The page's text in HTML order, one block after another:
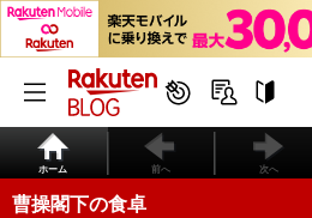
ホーム 前へ 次へ
曹操閣下の食卓